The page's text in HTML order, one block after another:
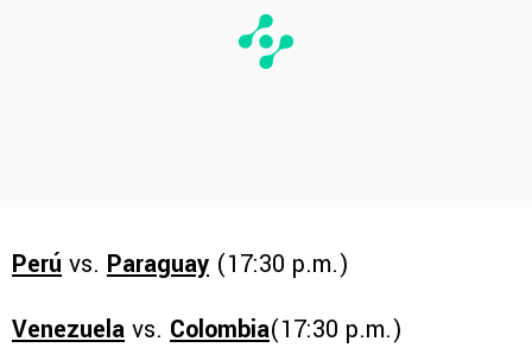
Perú vs. Paraguay (17:30 p.m.)
Venezuela vs. Colombia(17:30 p.m.)